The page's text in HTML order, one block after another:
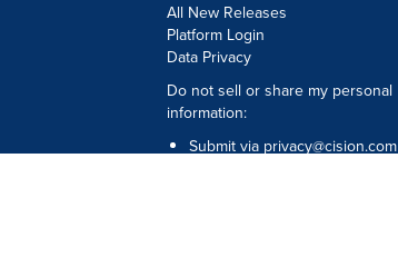
All New Releases
Platform Login
Data Privacy
Do not sell or share my personal
information:
Submit via privacy@cision.com